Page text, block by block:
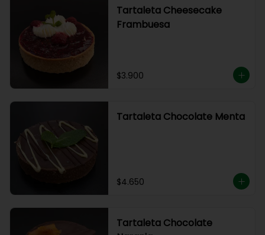
Tartaleta Cheesecake
Frambuesa
$3.900
Tartaleta Chocolate Menta
$4.650
Tartaleta Chocolate